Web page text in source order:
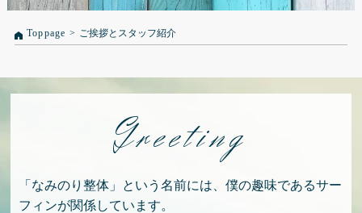
Toppage > ご挨拶とスタッフ紹介
Greeting
「なみのり整体」という名前には、僕の趣味であるサー
フィンが関係しています。